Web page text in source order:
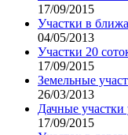
17/09/2015
Участки в
04/05/2013
Участки 20
17/09/2015
Земельные
26/03/2013
Дачные
17/09/2015